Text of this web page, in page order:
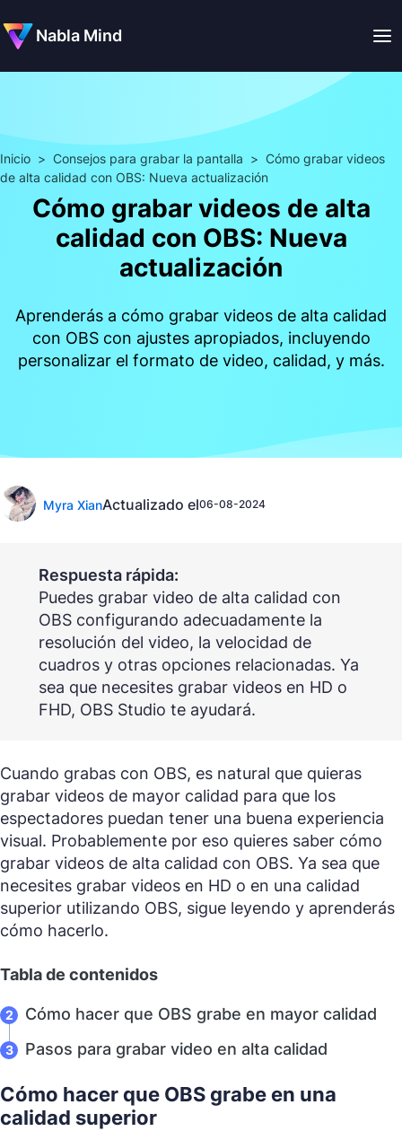
Nabla Mind
Inicio > Consejos para grabar la pantalla > Cómo grabar videos
de alta calidad con OBS: Nueva actualización
Cómo grabar videos de alta
calidad con OBS: Nueva
actualización
Aprenderás a cómo grabar videos de alta calidad
con OBS con ajustes apropiados, incluyendo
personalizar el formato de video, calidad, y más.
Myra XianActualizado el06-08-2024
Respuesta rápida:
Puedes grabar video de alta calidad con
OBS configurando adecuadamente la
resolución del video, la velocidad de
cuadros y otras opciones relacionadas. Ya
sea que necesites grabar videos en HD o
FHD, OBS Studio te ayudará.
Cuando grabas con OBS, es natural que quieras
grabar videos de mayor calidad para que los
espectadores puedan tener una buena experiencia
visual. Probablemente por eso quieres saber cómo
grabar videos de alta calidad con OBS. Ya sea que
necesites grabar videos en HD o en una calidad
superior utilizando OBS, sigue leyendo y aprenderás
cómo hacerlo.
Tabla de contenidos
Cómo hacer que OBS grabe en mayor calidad
Pasos para grabar video en alta calidad
Cómo hacer que OBS grabe en una
calidad superior